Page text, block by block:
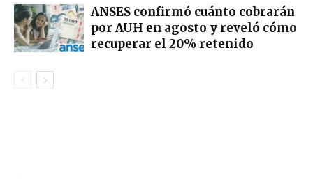
ANSES confirmó cuánto cobrarán
por AUH en agosto y reveló cómo
recuperar el 20% retenido